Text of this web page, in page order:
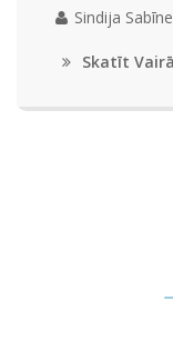
Sindija
Skatīt